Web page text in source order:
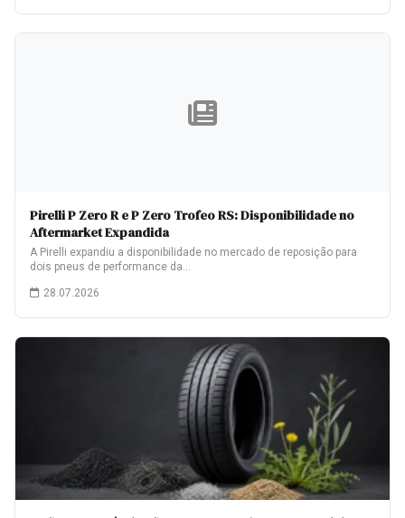
Pirelli P Zero R e P Zero Trofeo RS: Disponibilidade no
Aftermarket Expandida
A Pirelli expandiu a disponibilidade no mercado de reposição para
dois pneus de performance da…
28.07.2026